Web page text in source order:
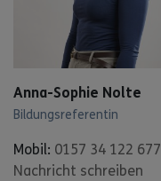
Anna-Sophie Nolte
Bildungsreferentin
Mobil: 0157 34 122 677
Nachricht schreiben